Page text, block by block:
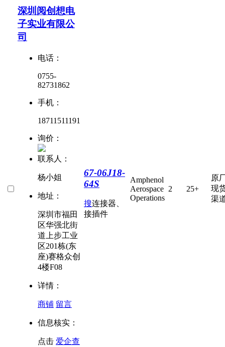
深圳阅创想电
子实业有限公
司
电话：
0755-
82731862
手机：
18711511191
询价：
联系人：
杨小姐
地址：
深圳市福田
区华强北街
道上步工业
区201栋(东
座)赛格众创
4楼F08
详情：
商铺 留言
信息核实：
点击 爱企查
67-06J18-
64S
搜连接器、
接插件
Amphenol
Aerospace
Operations
2 25+
原
现
渠